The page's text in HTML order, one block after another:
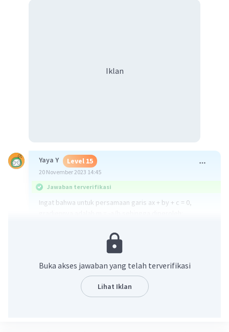
Iklan
Yaya Y Level 15
20 November 2023 14:45
Jawaban terverifikasi
Ingat bahwa untuk persamaan garis ax + by + c = 0,
3x + 5y + 20 = 0 ==> a = 3 dan b = 5
Jadi, gradiennya adalah - 3/5.
Buka akses jawaban yang telah terverifikasi
Lihat Iklan